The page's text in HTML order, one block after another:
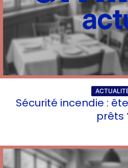
Sécurité incendie :
prêts